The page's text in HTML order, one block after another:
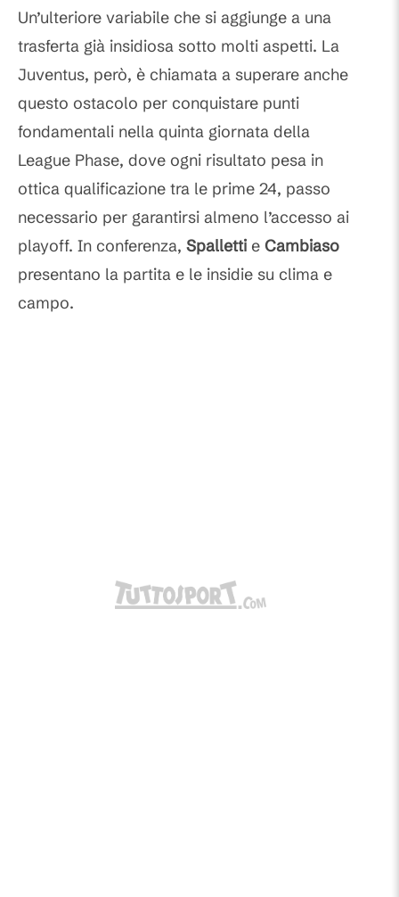
Un’ulteriore variabile che si aggiunge a una
trasferta già insidiosa sotto molti aspetti. La
Juventus, però, è chiamata a superare anche
questo ostacolo per conquistare punti
fondamentali nella quinta giornata della
League Phase, dove ogni risultato pesa in
ottica qualificazione tra le prime 24, passo
necessario per garantirsi almeno l’accesso ai
playoff. In conferenza, Spalletti e Cambiaso
presentano la partita e le insidie su clima e
campo.